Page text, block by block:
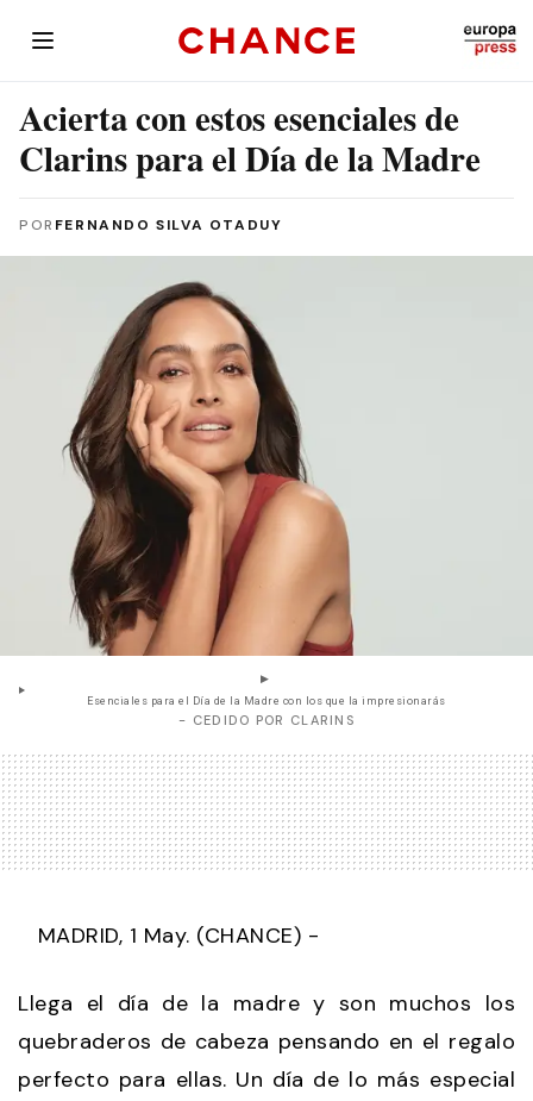
Acierta con estos esenciales de
Clarins para el Día de la Madre
POR FERNANDO SILVA OTADUY
Esenciales para el Día de la Madre con los que la impresionarás
- CEDIDO POR CLARINS
MADRID, 1 May. (CHANCE) -
Llega el día de la madre y son muchos los
quebraderos de cabeza pensando en el regalo
perfecto para ellas. Un día de lo más especial